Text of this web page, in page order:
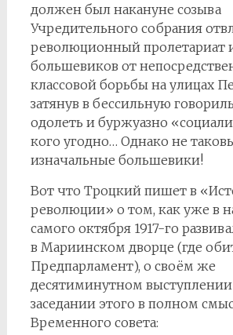
должен был накануне созыва
Учредительного собрания
революционный пролетариат
большевиков от
классовой борьбы на улицах
затянув в бессильную
одолеть и буржуазно
кого угодно… Однако не
изначальные большевики!
Вот что Троцкий пишет в
революции» о том, как уже в
самого октября 1917-го
в Мариинском дворце (где
Предпарламент), о своём же
десятиминутном
заседании этого в полном
Временного совета: